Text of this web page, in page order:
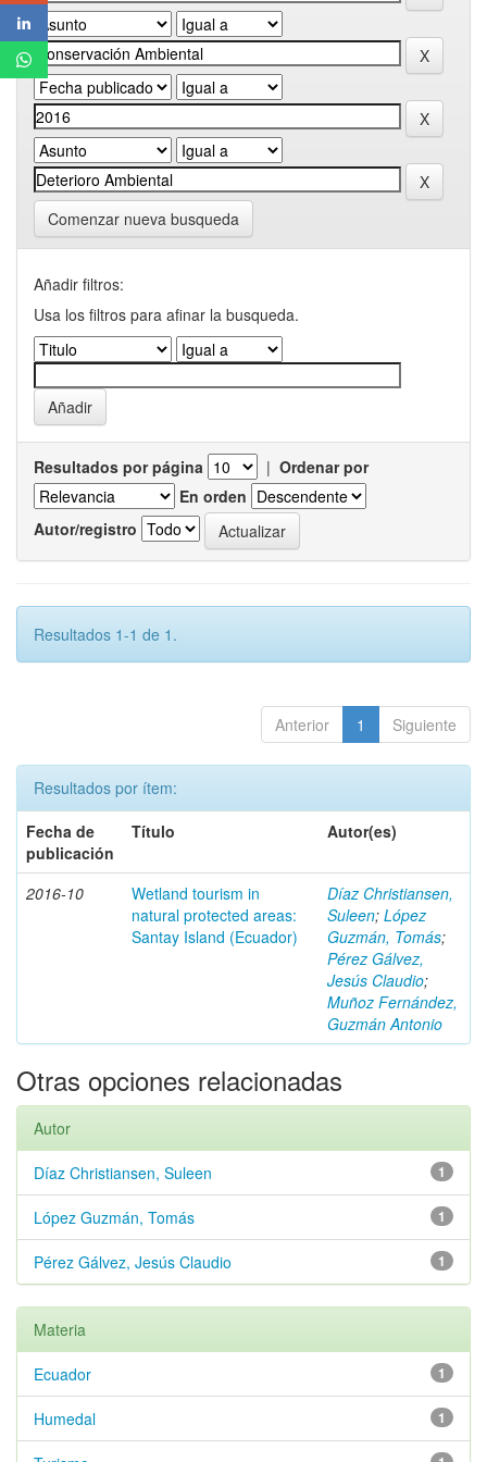
Comenzar nueva busqueda
Añadir filtros:
Usa los filtros para afinar la busqueda.
Resultados por página | Ordenar por
En orden
Autor/registro
Resultados 1-1 de 1.
Anterior 1 Siguiente
Resultados por ítem:
Fecha de
publicación
Título Autor(es)
2016-10
Wetland tourism in
natural protected areas:
Santay Island (Ecuador)
Díaz Christiansen,
Suleen; López
Guzmán, Tomás;
Pérez Gálvez,
Jesús Claudio;
Muñoz Fernández,
Guzmán Antonio
Otras opciones relacionadas
Autor
1
Díaz Christiansen, Suleen
1
López Guzmán, Tomás
1
Pérez Gálvez, Jesús Claudio
Materia
1
Ecuador
1
Humedal